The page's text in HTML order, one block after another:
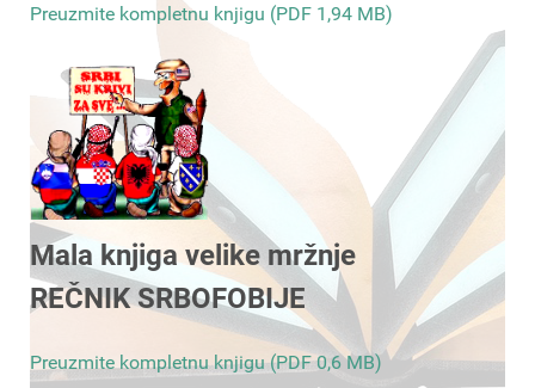
Preuzmite kompletnu knjigu (PDF 1,94 MB)
Mala knjiga velike mržnje
REČNIK SRBOFOBIJE
Preuzmite kompletnu knjigu (PDF 0,6 MB)